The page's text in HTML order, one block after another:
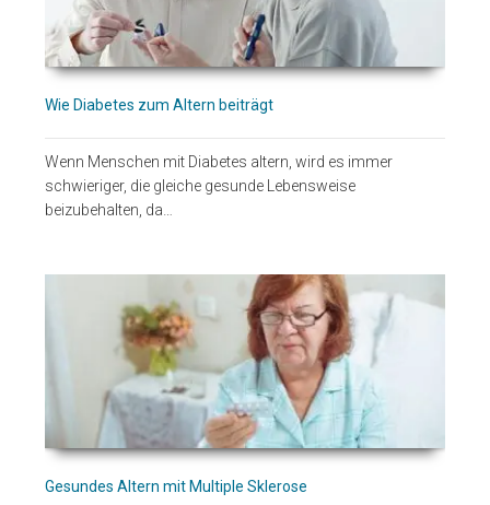
Wie Diabetes zum Altern beiträgt
Wenn Menschen mit Diabetes altern, wird es immer
schwieriger, die gleiche gesunde Lebensweise
beizubehalten, da…
Gesundes Altern mit Multiple Sklerose